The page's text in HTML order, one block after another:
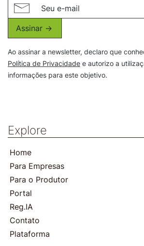
Explore
Home
Para Empresas
Para o Produtor
Portal
Reg.IA
Contato
Plataforma
Assinar ->
Ao assinar a newsletter, declaro que
Política de Privacidade e autorizo a
informações para este objetivo.